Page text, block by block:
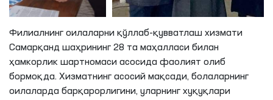
Филиалнинг оилаларни қўллаб-қувватлаш хизмати
Самарқанд шаҳрининг 28 та маҳалласи билан
ҳамкорлик шартномаси асосида фаолият олиб
бормоқда. Хизматнинг асосий мақсади, болаларнинг
оилаларда барқарорлигини, уларнинг хуқуқлари